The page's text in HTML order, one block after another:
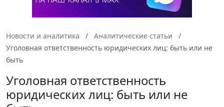
Новости и аналитика
Аналитические статьи
Уголовная ответственность юридических лиц: быть или не
быть
Уголовная ответственность
юридических лиц: быть или не